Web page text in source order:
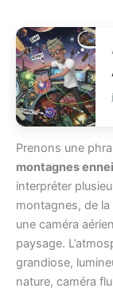
Prenons une
montagnes
interpréter
montagnes, de
une caméra
paysage.
grandiose,
nature, caméra